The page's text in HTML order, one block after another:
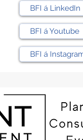
BFI á LinkedIn
BFI á Youtube
BFI á